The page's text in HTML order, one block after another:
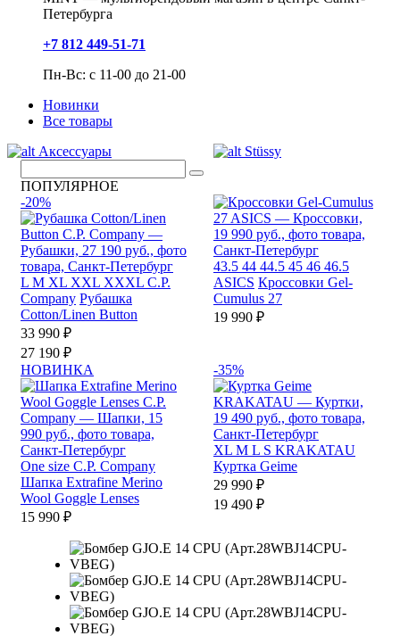
Петербурга
+7 812 449-51-71
Пн-Вс: с 11-00 до 21-00
Новинки
Все товары
Аксессуары
Stüssy
ПОПУЛЯРНОЕ
-20%
L M XL XXL XXXL C.P.
Company Рубашка
Cotton/Linen Button
33 990 ₽
27 190 ₽
43.5 44 44.5 45 46 46.5
ASICS Кроссовки Gel-
Cumulus 27
19 990 ₽
НОВИНКА
One size C.P. Company
Шапка Extrafine Merino
Wool Goggle Lenses
15 990 ₽
-35%
XL M L S KRAKATAU
Куртка Geime
29 990 ₽
19 490 ₽